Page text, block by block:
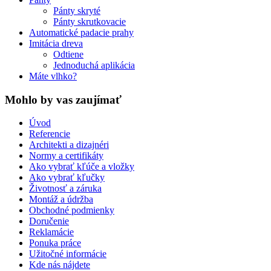
Pánty skryté
Pánty skrutkovacie
Automatické padacie prahy
Imitácia dreva
Odtiene
Jednoduchá aplikácia
Máte vlhko?
Mohlo by vas zaujímať
Úvod
Referencie
Architekti a dizajnéri
Normy a certifikáty
Ako vybrať kľúče a vložky
Ako vybrať kľučky
Životnosť a záruka
Montáž a údržba
Obchodné podmienky
Doručenie
Reklamácie
Ponuka práce
Užitočné informácie
Kde nás nájdete